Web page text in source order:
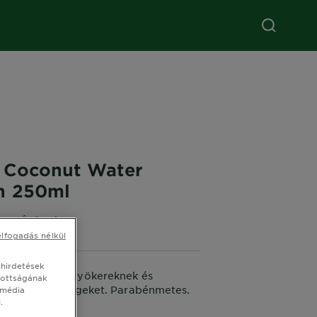
Water
250ml
(0 Értékelés)
az olajos gyökereknek és
hajvégeket. Parabénmetes.
nélkül